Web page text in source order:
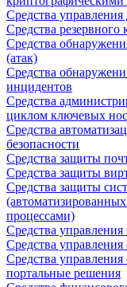
Средства
Средства резервного
Средства
(атак)
Средства
инцидентов
Средства
циклом ключевых
Средства
безопасности
Средства защиты
Средства защиты
Средства защиты
процессами)
Средства
Средства
Средства
портальные решения